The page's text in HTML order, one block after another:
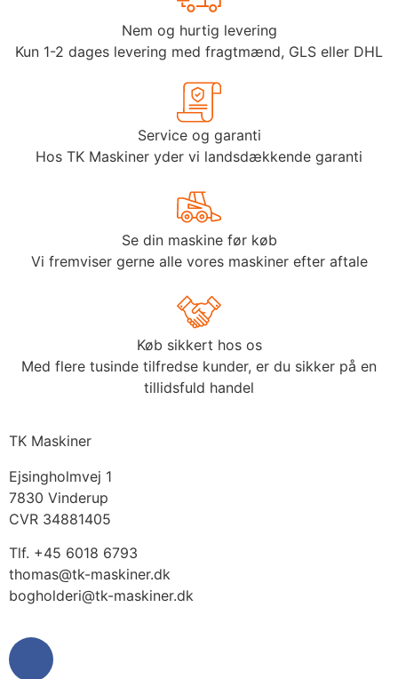
Nem og hurtig levering
Kun 1-2 dages levering med fragtmænd, GLS eller DHL
Service og garanti
Hos TK Maskiner yder vi landsdækkende garanti
Se din maskine før køb
Vi fremviser gerne alle vores maskiner efter aftale
Køb sikkert hos os
Med flere tusinde tilfredse kunder, er du sikker på en
tillidsfuld handel
TK Maskiner
Ejsingholmvej 1
7830 Vinderup
CVR 34881405
​Tlf. +45 6018 6793
thomas@tk-maskiner.dk
bogholderi@tk-maskiner.dk